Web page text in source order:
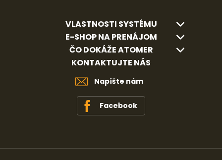
VLASTNOSTI SYSTÉMU
E-SHOP NA PRENÁJOM
ČO DOKÁŽE ATOMER
KONTAKTUJTE NÁS
Napíšte nám
Facebook